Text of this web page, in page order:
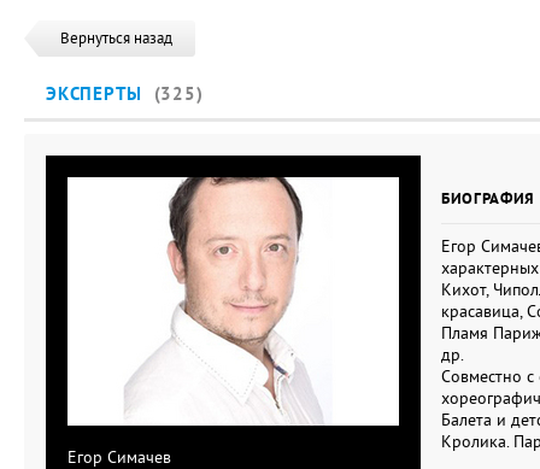
Вернуться назад
ЭКСПЕРТЫ (325)
Егор Симачев
БИОГРАФИЯ
Егор
Кихот,
красавица,
Пламя
др.
Совместно
Балета и
Кролика.